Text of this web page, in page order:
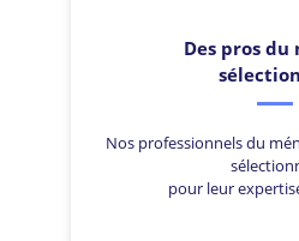
Des pros du
Nos professionnels du
pour leur